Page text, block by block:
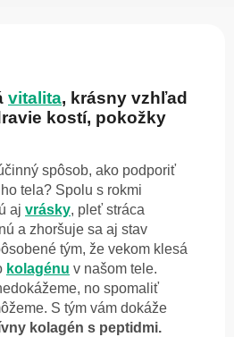
vitalita, krásny vzhľad
kostí, pokožky
spôsob, ako podporiť
tela? Spolu s rokmi
aj vrásky, pleť stráca
a zhoršuje sa aj stav
tým, že vekom klesá
kolagénu v našom tele.
no spomaliť
S tým vám dokáže
kolagén s peptidmi.